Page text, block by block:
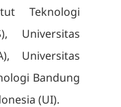
Teknologi
Universitas
Universitas
Bandung
(UI).